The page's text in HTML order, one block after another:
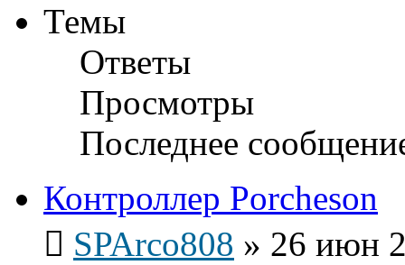
Темы
Ответы
Просмотры
Последнее
Контроллер Porcheson
SPArco808 » 26 июн